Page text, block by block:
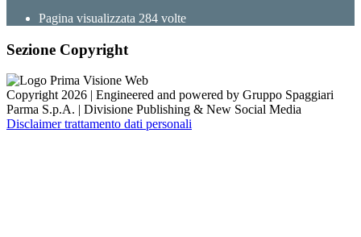
Pagina visualizzata 284 volte
Sezione Copyright
Copyright 2026 | Engineered and powered by Gruppo Spaggiari
Parma S.p.A. | Divisione Publishing & New Social Media
Disclaimer trattamento dati personali